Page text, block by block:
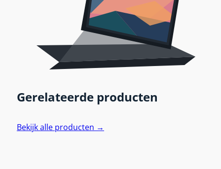
Gerelateerde producten
Bekijk alle producten →